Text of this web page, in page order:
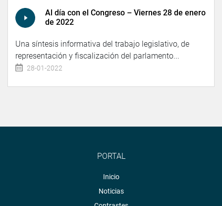
Al día con el Congreso – Viernes 28 de enero
de 2022
Una síntesis informativa del trabajo legislativo, de
representación y fiscalización del parlamento...
28-01-2022
PORTAL
Inicio
Noticias